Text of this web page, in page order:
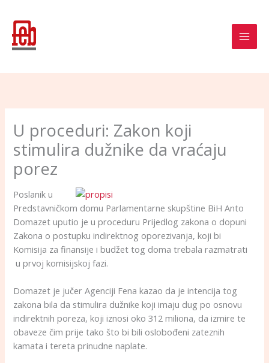
content
U proceduri: Zakon koji
stimulira dužnike da vraćaju
porez
Poslanik u
Predstavničkom domu Parlamentarne skupštine BiH Anto
Domazet uputio je u proceduru Prijedlog zakona o dopuni
Zakona o postupku indirektnog oporezivanja, koji bi
Komisija za finansije i budžet tog doma trebala razmatrati
u prvoj komisijskoj fazi.
Domazet je jučer Agenciji Fena kazao da je intencija tog
zakona bila da stimulira dužnike koji imaju dug po osnovu
indirektnih poreza, koji iznosi oko 312 miliona, da izmire te
obaveze čim prije tako što bi bili oslobođeni zateznih
kamata i tereta prinudne naplate.